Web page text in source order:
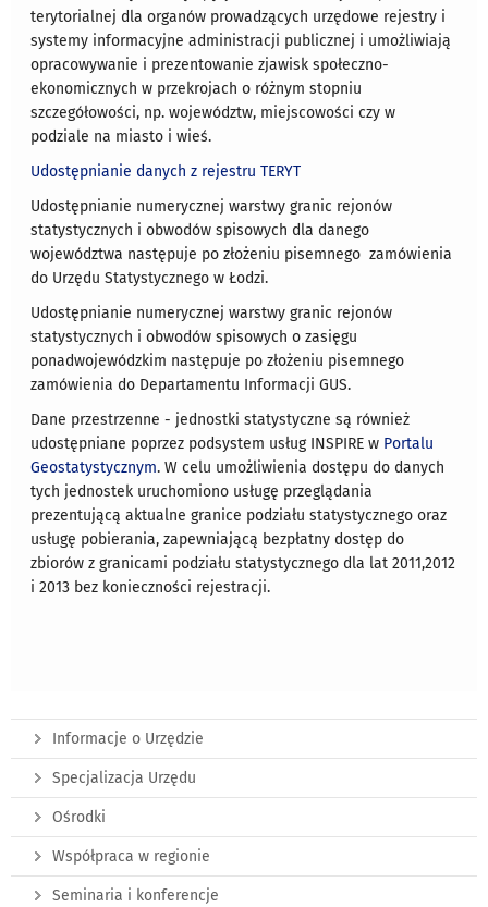
terytorialnej dla organów prowadzących urzędowe rejestry i
systemy informacyjne administracji publicznej i umożliwiają
opracowywanie i prezentowanie zjawisk społeczno-
ekonomicznych w przekrojach o różnym stopniu
szczegółowości, np. województw, miejscowości czy w
podziale na miasto i wieś.
Udostępnianie danych z rejestru TERYT
Udostępnianie numerycznej warstwy granic rejonów
statystycznych i obwodów spisowych dla danego
województwa następuje po złożeniu pisemnego zamówienia
do Urzędu Statystycznego w Łodzi.
Udostępnianie numerycznej warstwy granic rejonów
statystycznych i obwodów spisowych o zasięgu
ponadwojewódzkim następuje po złożeniu pisemnego
zamówienia do Departamentu Informacji GUS.
Dane przestrzenne - jednostki statystyczne są również
udostępniane poprzez podsystem usług INSPIRE w Portalu
Geostatystycznym. W celu umożliwienia dostępu do danych
tych jednostek uruchomiono usługę przeglądania
prezentującą aktualne granice podziału statystycznego oraz
usługę pobierania, zapewniającą bezpłatny dostęp do
zbiorów z granicami podziału statystycznego dla lat 2011,2012
i 2013 bez konieczności rejestracji.
Informacje o Urzędzie
Specjalizacja Urzędu
Ośrodki
Współpraca w regionie
Seminaria i konferencje